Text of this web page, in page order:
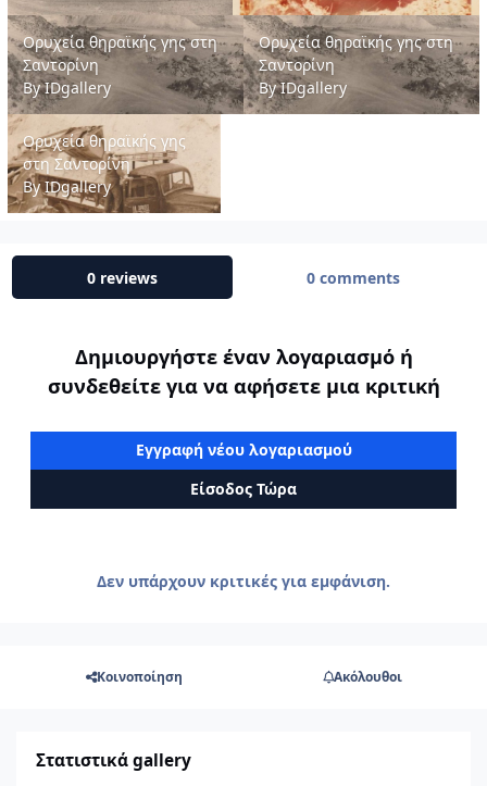
Ορυχεία θηραϊκής γης στη Σαντορίνη
Ορυχεία θηραϊκής γης στη
Σαντορίνη
ByIDgallery
Ορυχεία θηραϊκής γης στη
Ορυχεία θηραϊκής γης στη
Σαντορίνη
ByIDgallery
Ορυχεία θηραϊκής γης στη Σαντορίνη
Ορυχεία θηραϊκής γης
στη Σαντορίνη
ByIDgallery
0 reviews 0 comments
Δημιουργήστε έναν λογαριασμό ή
συνδεθείτε για να αφήσετε μια κριτική
Εγγραφή νέου λογαριασμού
Είσοδος Τώρα
Δεν υπάρχουν κριτικές για εμφάνιση.
Κοινοποίηση Ακόλουθοι
Στατιστικά gallery